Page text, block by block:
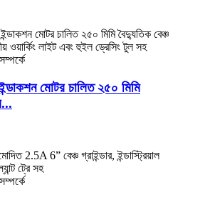
মোটর চালিত ২৫০ মিমি